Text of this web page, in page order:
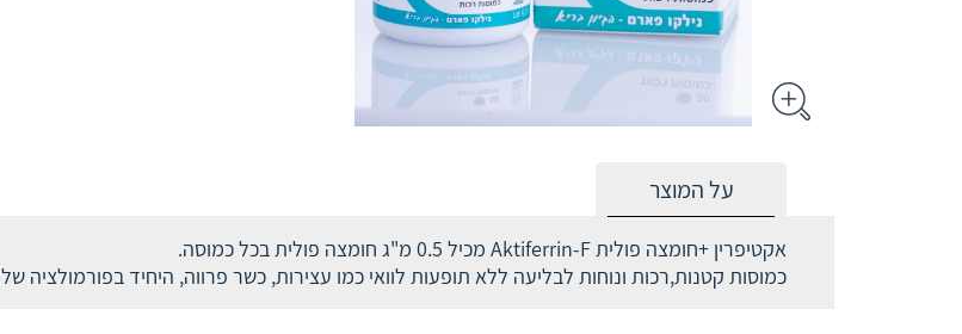
על המוצר
אקטיפרין +חומצה פולית Aktiferrin-F מכיל 0.5 מ"ג חומצה פולית בכל כמוסה.
כמוסות קטנות,רכות ונוחות לבליעה ללא תופעות לוואי כמו עצירות, כשר פרווה, היחיד בפורמולציה של Liquid Gel capsule